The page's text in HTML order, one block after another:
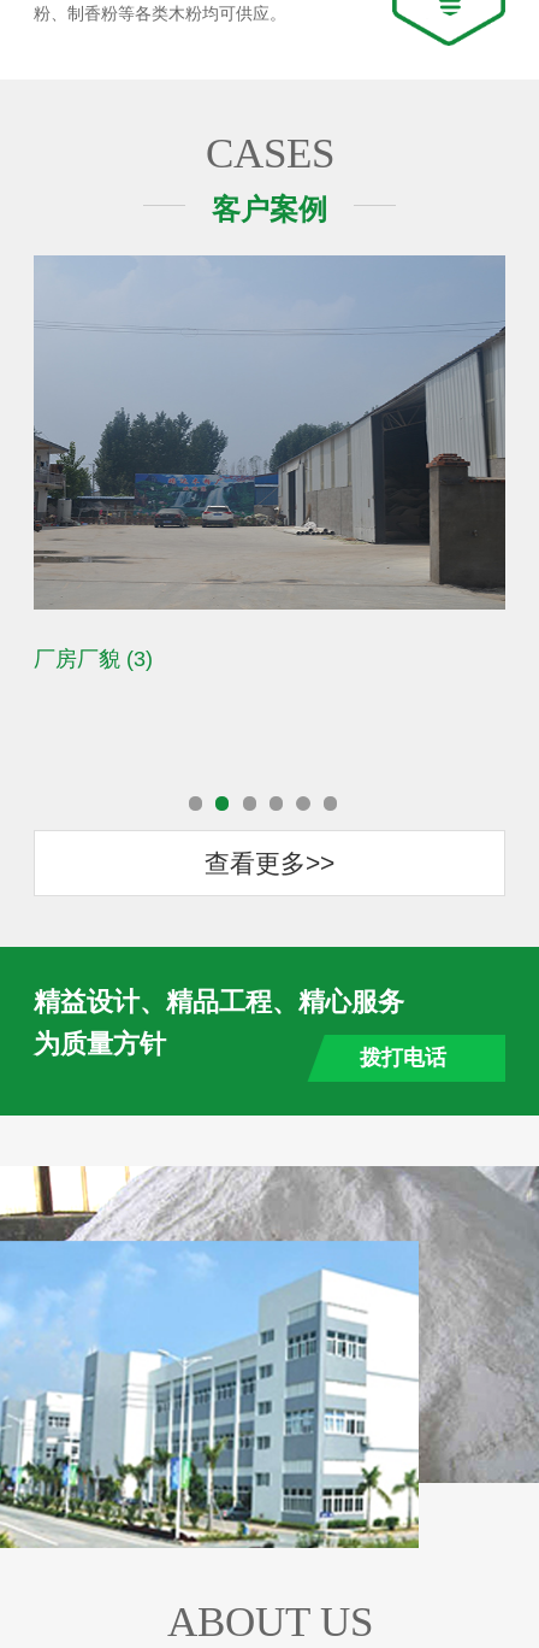
粉、制香粉等各类木粉均可供应。
CASES
客户案例
造纸粉厂房
查看更多>>
精益设计、精品工程、精心服务
为质量方针
拨打电话
ABOUT US